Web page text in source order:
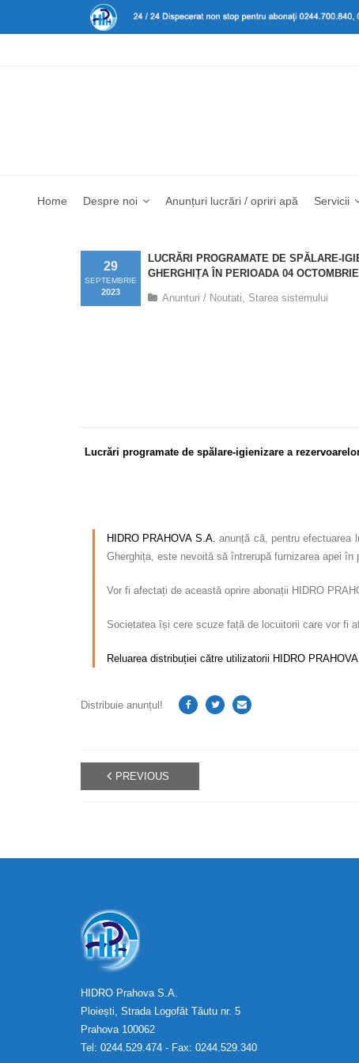
Home Despre noi Anunțuri lucrări / opriri apă Servicii
LUCRĂRI PROGRAMATE DE SPĂLARE-
GHERGHIȚA ÎN PERIOADA 04
29
SEPTEMBRIE
2023 Anunturi / Noutati Starea sistemului
Lucrări programate de spălare-igienizare a
HIDRO PRAHOVA S.A. anunță că, pentru efectuarea
Gherghița, este nevoită să întrerupă furnizarea apei în
Vor fi afectați de această oprire abonații HIDRO
Societatea își cere scuze față de locuitorii care vor fi
Reluarea distribuției către utilizatorii HIDRO
Distribuie anunțul!
PREVIOUS
HIDRO Prahova S.A.
Ploiești, Strada Logofăt Tăutu nr. 5
Prahova 100062
Tel: 0244.529.474 - Fax: 0244.529.340